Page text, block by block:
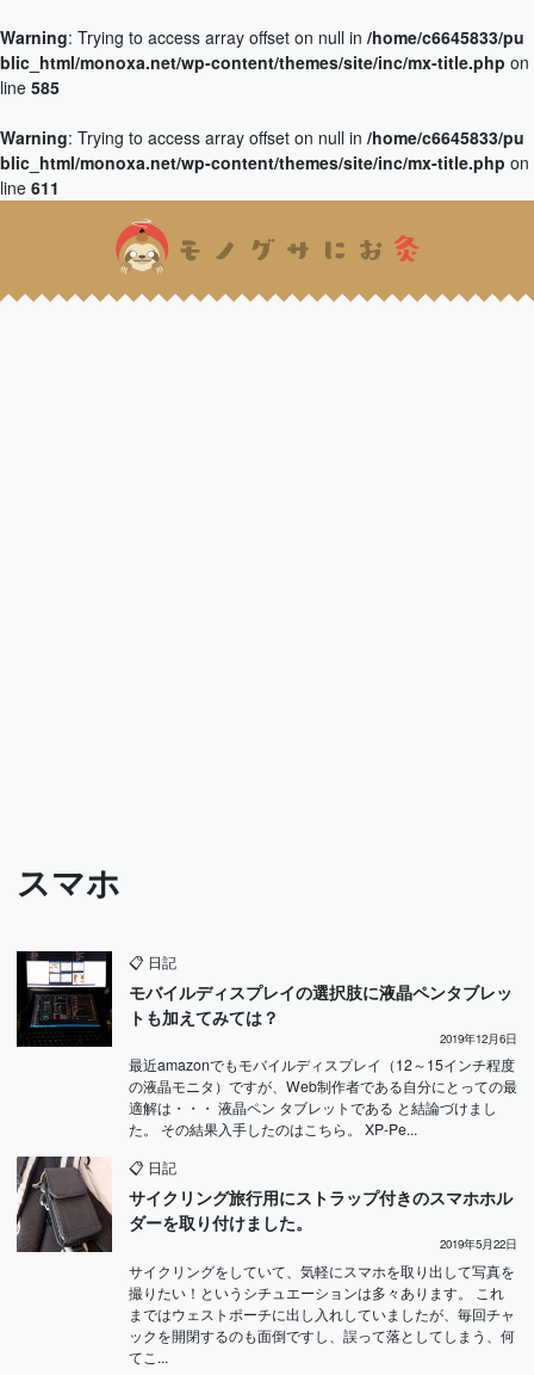
Warning: Trying to access array offset on null in /home/c6645833/pu
blic_html/monoxa.net/wp-content/themes/site/inc/mx-title.php on
line 585
Warning: Trying to access array offset on null in /home/c6645833/pu
blic_html/monoxa.net/wp-content/themes/site/inc/mx-title.php on
line 611
スマホ
📋 日記
モバイルディスプレイの選択肢に液晶ペンタブレッ
トも加えてみては？
2019年12月6日
最近amazonでもモバイルディスプレイ（12～15インチ程度
の液晶モニタ）ですが、Web制作者である自分にとっての最
適解は・・・ 液晶ペン タブレットである と結論づけまし
た。 その結果入手したのはこちら。 XP-Pe...
📋 日記
サイクリング旅行用にストラップ付きのスマホホル
ダーを取り付けました。
2019年5月22日
サイクリングをしていて、気軽にスマホを取り出して写真を
撮りたい！というシチュエーションは多々あります。 これ
まではウェストポーチに出し入れしていましたが、毎回チャ
ックを開閉するのも面倒ですし、誤って落としてしまう、何
てこ...